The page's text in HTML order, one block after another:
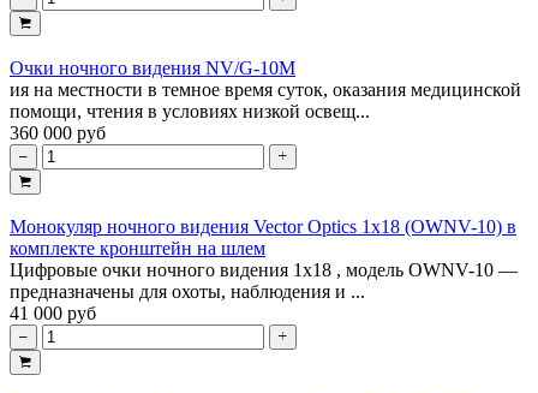
Очки ночного видения NV/G-10M
ия на местности в темное время суток, оказания медицинской
помощи, чтения в условиях низкой освещ...
360 000 руб
Монокуляр ночного видения Vector Optics 1x18 (OWNV-10) в
комплекте кронштейн на шлем
Цифровые очки ночного видения 1х18 , модель OWNV-10 —
предназначены для охоты, наблюдения и ...
41 000 руб